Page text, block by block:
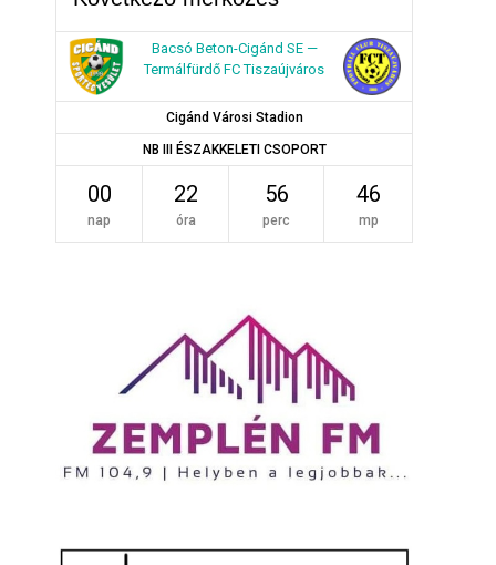
Bacsó Beton-Cigánd SE —
Termálfürdő FC Tiszaújváros
Cigánd Városi Stadion
NB III ÉSZAKKELETI CSOPORT
00
nap
22
óra
56
perc
45
mp